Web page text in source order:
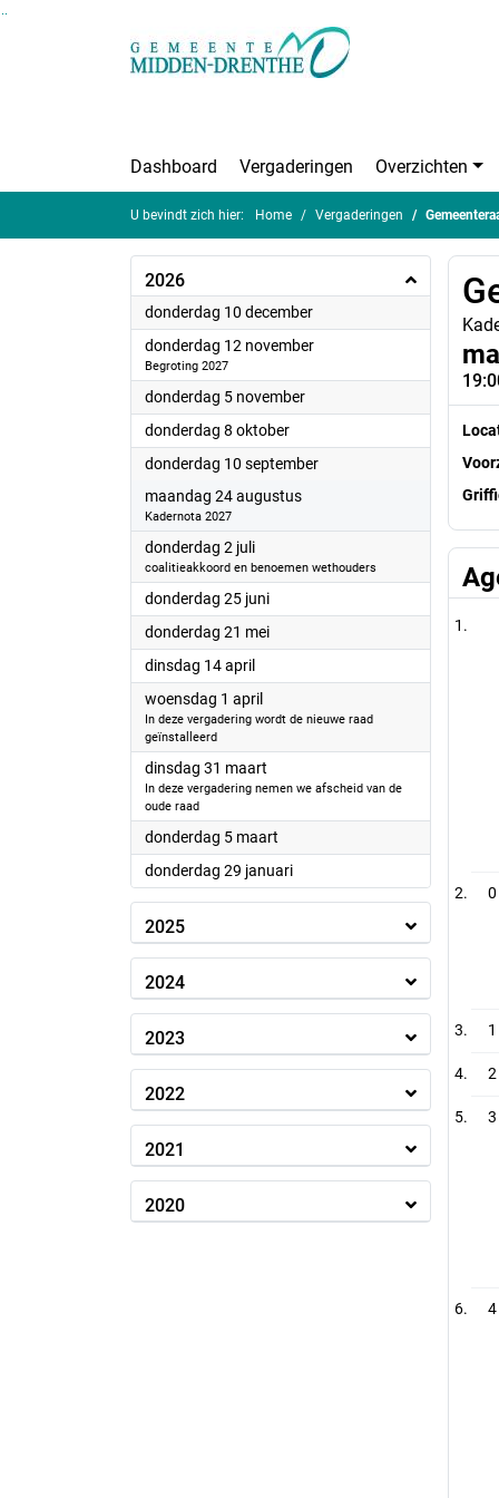
Dashboard Vergaderingen Overzichten
U bevindt zich hier: Home Vergaderingen
2026
donderdag 10 december2026
donderdag 12 november2026
Begroting 2027
donderdag 5 november2026
donderdag 8 oktober2026
donderdag 10 september2026
maandag 24 augustus2026
Kadernota 2027
donderdag 2 juli2026
coalitieakkoord en benoemen wethouders
donderdag 25 juni2026
donderdag 21 mei2026
dinsdag 14 april2026
woensdag 1 april2026
In deze vergadering wordt de nieuwe raad
geïnstalleerd
dinsdag 31 maart
In deze vergadering nemen we afscheid van de
oude raad
donderdag 5 maart
donderdag 29 januari2026
2025
2024
2023
2022
2021
2020
0
1
2
3
4